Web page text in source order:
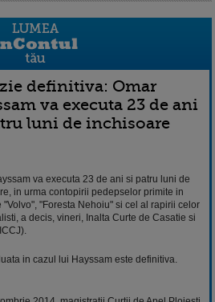
definitiva: Omar
va executa 23 de ani
luni de inchisoare
va executa 23 de ani si patru luni de
in urma contopirii pedepselor primite in
"Volvo", "Foresta Nehoiu" si cel al rapirii celor
a decis, vineri, Inalta Curte de Casatie si
in cazul lui Hayssam este definitiva.